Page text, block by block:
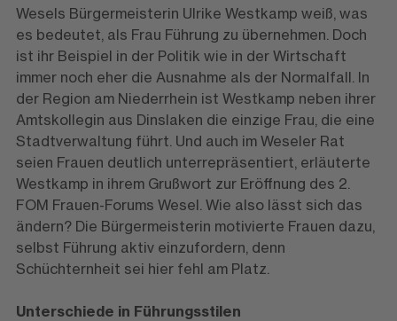
Wesels Bürgermeisterin Ulrike Westkamp weiß, was
es bedeutet, als Frau Führung zu übernehmen. Doch
ist ihr Beispiel in der Politik wie in der Wirtschaft
immer noch eher die Ausnahme als der Normalfall. In
der Region am Niederrhein ist Westkamp neben ihrer
Amtskollegin aus Dinslaken die einzige Frau, die eine
Stadtverwaltung führt. Und auch im Weseler Rat
seien Frauen deutlich unterrepräsentiert, erläuterte
Westkamp in ihrem Grußwort zur Eröffnung des 2.
FOM Frauen-Forums Wesel. Wie also lässt sich das
ändern? Die Bürgermeisterin motivierte Frauen dazu,
selbst Führung aktiv einzufordern, denn
Schüchternheit sei hier fehl am Platz.
Unterschiede in Führungsstilen